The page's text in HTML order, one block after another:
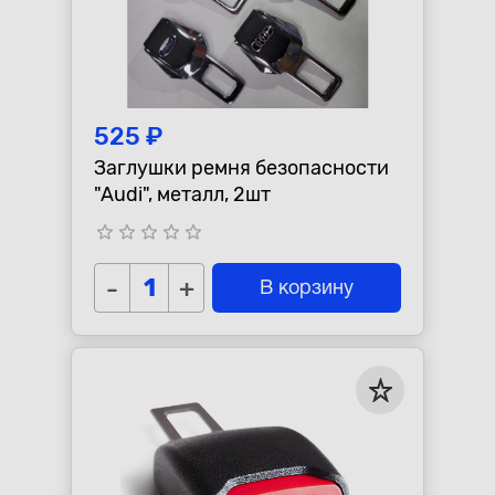
525 ₽
Заглушки ремня безопасности
"Audi", металл, 2шт
star_border star_border star_border star_border star_border
- + В корзину